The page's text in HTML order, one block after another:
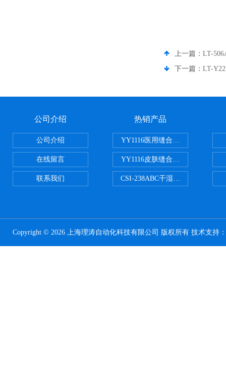
上一篇： LT-
下一篇： LT-
公司介绍
公司介绍
在线留言
联系我们
热销产品
YY1116医用缝合线线径试验仪
YY1116皮肤缝合线线径测量仪
CSI-238ABC干湿电动摩擦色牢度
Copyright © 2026 上海理涛自动化科技有限公司 版权所有 技术支持：